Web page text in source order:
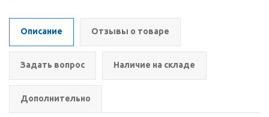
Описание Отзывы о товаре
Задать вопрос Наличие на складе
Дополнительно